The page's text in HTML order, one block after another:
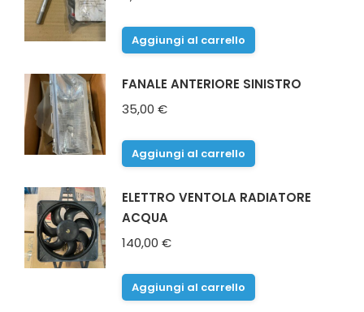
Aggiungi al carrello
FANALE ANTERIORE SINISTRO
35,00 €
Aggiungi al carrello
ELETTRO VENTOLA RADIATORE
ACQUA
140,00 €
Aggiungi al carrello